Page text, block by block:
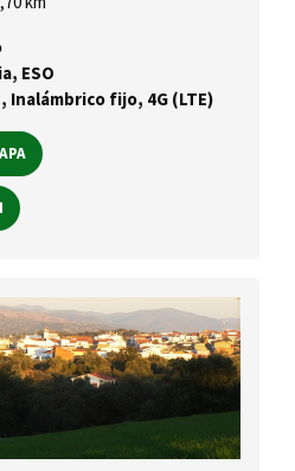
ESO
Inalámbrico fijo, 4G (LTE)